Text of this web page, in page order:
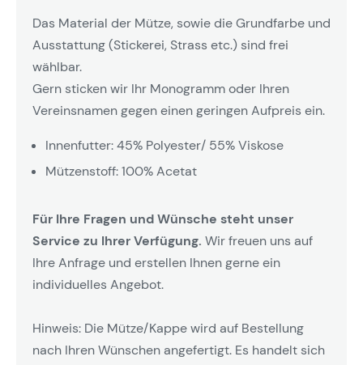
Das Material der Mütze, sowie die Grundfarbe und
Ausstattung (Stickerei, Strass etc.) sind frei
wählbar.
Gern sticken wir Ihr Monogramm oder Ihren
Vereinsnamen gegen einen geringen Aufpreis ein.
Innenfutter: 45% Polyester/ 55% Viskose
Mützenstoff: 100% Acetat
Für Ihre Fragen und Wünsche steht unser
Service zu Ihrer Verfügung. Wir freuen uns auf
Ihre Anfrage und erstellen Ihnen gerne ein
individuelles Angebot.
Hinweis: Die Mütze/Kappe wird auf Bestellung
nach Ihren Wünschen angefertigt. Es handelt sich